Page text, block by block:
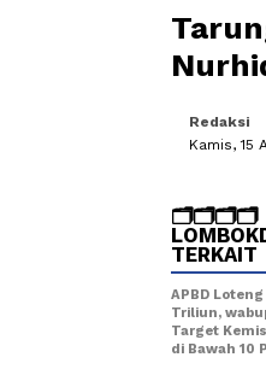
Redaksi
Kamis, 15
🗂️🗂️🗂️🗂️
TERKAIT
APBD
Triliun,
Target
di Bawah 10